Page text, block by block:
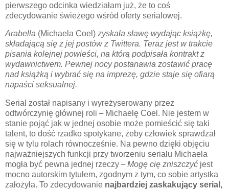
pierwszego odcinka wiedziałam już, że to coś
zdecydowanie świeżego wśród oferty serialowej.
Arabella (Michaela Coel) zyskała sławę wydając książkę,
składającą się z jej postów z Twittera. Teraz jest w trakcie
pisania kolejnej powieści, na którą podpisała kontrakt z
wydawnictwem. Pewnej nocy postanawia zostawić pracę
nad książką i wybrać się na imprezę, gdzie staje się ofiarą
napaści seksualnej.
Serial został napisany i wyreżyserowany przez
odtwórczynię głównej roli –Michaelę Coel. Nie jestem w
stanie pojąć jak w jednej osobie może pomieścić się taki
talent, to dość rzadko spotykane, żeby człowiek sprawdzał
się w tylu rolach równocześnie. Na pewno dzięki objęciu
najważniejszych funkcji przy tworzeniu serialu Michaela
mogła być pewna jednej rzeczy – Mogę cię zniszczyć jest
mocno autorskim tytułem, zgodnym z tym, co sobie artystka
założyła. To zdecydowanie najbardziej zaskakujący serial,